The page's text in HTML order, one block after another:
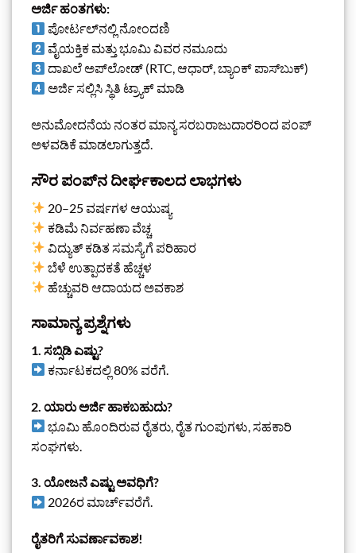
ಅರ್ಜಿ ಹಂತಗಳು:
ಪೋರ್ಟಲ್‌ನಲ್ಲಿ ನೋಂದಣಿ
ವೈಯಕ್ತಿಕ ಮತ್ತು ಭೂಮಿ ವಿವರ ನಮೂದು
ದಾಖಲೆ ಅಪ್‌ಲೋಡ್ (RTC, ಆಧಾರ್, ಬ್ಯಾಂಕ್ ಪಾಸ್‌ಬುಕ್)
ಅರ್ಜಿ ಸಲ್ಲಿಸಿ ಸ್ಥಿತಿ ಟ್ರ್ಯಾಕ್ ಮಾಡಿ
ಅನುಮೋದನೆಯ ನಂತರ ಮಾನ್ಯ ಸರಬರಾಜುದಾರರಿಂದ ಪಂಪ್
ಅಳವಡಿಕೆ ಮಾಡಲಾಗುತ್ತದೆ.
ಸೌರ ಪಂಪ್‌ನ ದೀರ್ಘಕಾಲದ ಲಾಭಗಳು
20–25 ವರ್ಷಗಳ ಆಯುಷ್ಯ
ಕಡಿಮೆ ನಿರ್ವಹಣಾ ವೆಚ್ಚ
ವಿದ್ಯುತ್ ಕಡಿತ ಸಮಸ್ಯೆಗೆ ಪರಿಹಾರ
ಬೆಳೆ ಉತ್ಪಾದಕತೆ ಹೆಚ್ಚಳ
ಹೆಚ್ಚುವರಿ ಆದಾಯದ ಅವಕಾಶ
ಸಾಮಾನ್ಯ ಪ್ರಶ್ನೆಗಳು
1. ಸಬ್ಸಿಡಿ ಎಷ್ಟು?
ಕರ್ನಾಟಕದಲ್ಲಿ 80% ವರೆಗೆ.
2. ಯಾರು ಅರ್ಜಿ ಹಾಕಬಹುದು?
ಭೂಮಿ ಹೊಂದಿರುವ ರೈತರು, ರೈತ ಗುಂಪುಗಳು, ಸಹಕಾರಿ
ಸಂಘಗಳು.
3. ಯೋಜನೆ ಎಷ್ಟು ಅವಧಿಗೆ?
2026ರ ಮಾರ್ಚ್‌ವರೆಗೆ.
ರೈತರಿಗೆ ಸುವರ್ಣಾವಕಾಶ!